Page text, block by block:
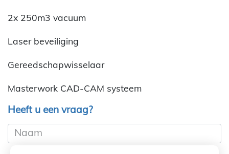
2x 250m3 vacuum
Laser beveiliging
Gereedschapwisselaar
Masterwork CAD-CAM systeem
Heeft u een vraag?
Naam